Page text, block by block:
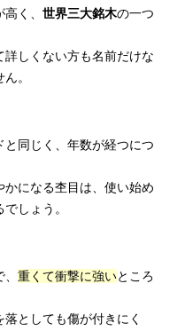
く、 世界三大銘木の一つ
しくない方も名前だけな
。
同じく、年数が経つにつ
になる杢目は、使い始め
しょう。
重くて衝撃に強いところ
としても傷が付きにく